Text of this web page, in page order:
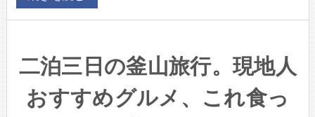
二泊三日の釜山旅行。現地人
おすすめグルメ、これ食っ